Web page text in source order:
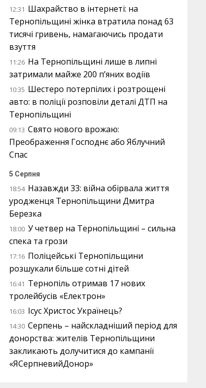
12:31 Шахрайство в інтернеті: на
Тернопільщині жінка втратила понад 63
тисячі гривень, намагаючись продати
взуття
11:26 На Тернопільщині лише в липні
затримали майже 200 п’яних водіїв
10:35 Шестеро потерпілих і розтрощені
авто: в поліції розповіли деталі ДТП на
Тернопільщині
09:13 Свято нового врожаю:
Преображення Господнє або Яблучний
Спас
5 Серпня
18:54 Назавжди 33: війна обірвала життя
уродженця Тернопільщини Дмитра
Березка
18:00 У четвер на Тернопільщині – сильна
спека та грози
17:16 Поліцейські Тернопільщини
розшукали більше сотні дітей
16:41 Тернопіль отримав 17 нових
тролейбусів «Електрон»
16:03 Ісус Христос Українець?
14:30 Серпень – найскладніший період для
донорства: жителів Тернопільщини
закликають долучитися до кампанії
«ЯСерпневийДонор»